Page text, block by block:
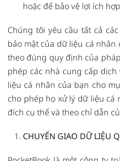
hoặc để bảo vệ lợi ích
Chúng tôi yêu cầu tất cả
bảo mật của dữ liệu cá
theo đúng quy định của
phép các nhà cung cấp
liệu cá nhân của bạn cho
cho phép họ xử lý dữ liệu cá
đích cụ thể và theo chỉ dẫn
CHUYỂN GIAO DỮ LIỆU